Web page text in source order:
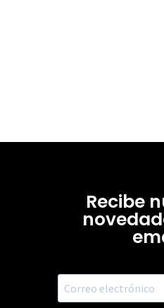
Recibe